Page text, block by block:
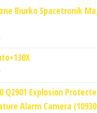
Biurko Spacetronik
Q2901 Explosion
Alarm Camera